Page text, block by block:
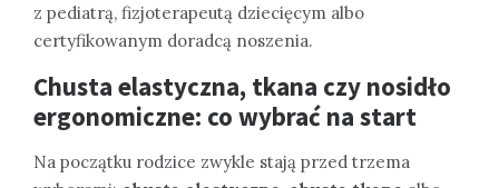
z pediatrą, fizjoterapeutą dziecięcym albo
certyfikowanym doradcą noszenia.
Chusta elastyczna, tkana czy nosidło
ergonomiczne: co wybrać na start
Na początku rodzice zwykle stają przed trzema